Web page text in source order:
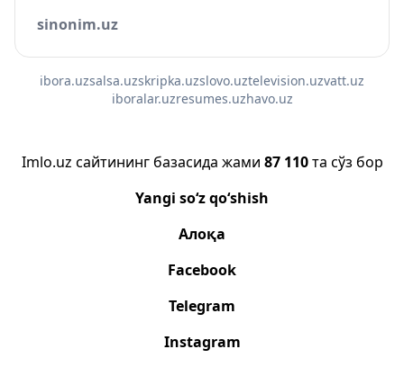
sinonim.uz
ibora.uzsalsa.uzskripka.uzslovo.uztelevision.uzvatt.uz
iboralar.uzresumes.uzhavo.uz
Imlo.uz сайтининг базасида жами 87 110та сўз бор
Yangi so‘z qo‘shish
Алоқа
Facebook
Telegram
Instagram